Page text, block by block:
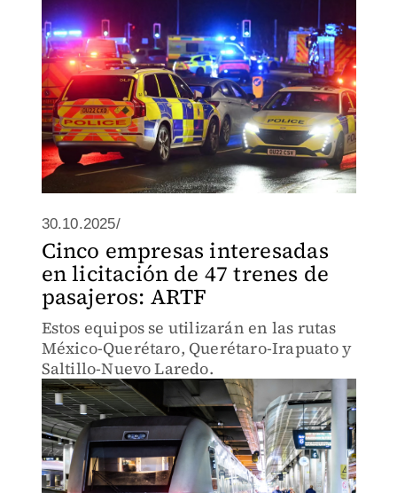
30.10.2025/
Cinco empresas interesadas
en licitación de 47 trenes de
pasajeros: ARTF
Estos equipos se utilizarán en las rutas
México-Querétaro, Querétaro-Irapuato y
Saltillo-Nuevo Laredo.